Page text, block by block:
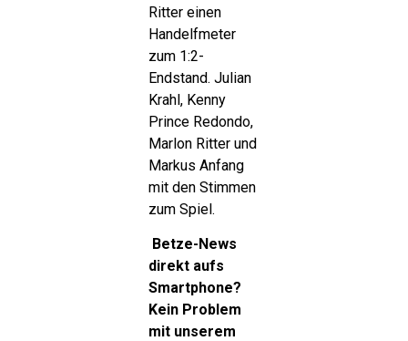
Ritter einen
Handelfmeter
zum 1:2-
Endstand. Julian
Krahl, Kenny
Prince Redondo,
Marlon Ritter und
Markus Anfang
mit den Stimmen
zum Spiel.
Betze-News
direkt aufs
Smartphone?
Kein Problem
mit unserem